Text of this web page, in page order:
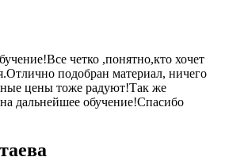
четко ,понятно,кто хочет
подобран материал, ничего
цены тоже радуют!Так же
дальнейшее обучение!Спасибо